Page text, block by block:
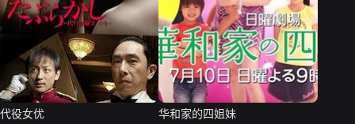
代役女优
华和家的四姐妹